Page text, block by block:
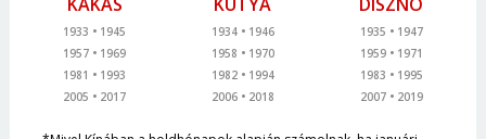
1933
1945
1957
1969
1981
1993
2005
2017
1934
1946
1958
1970
1982
1994
2006
2018
1935
1947
1959
1971
1983
1995
2007
2019